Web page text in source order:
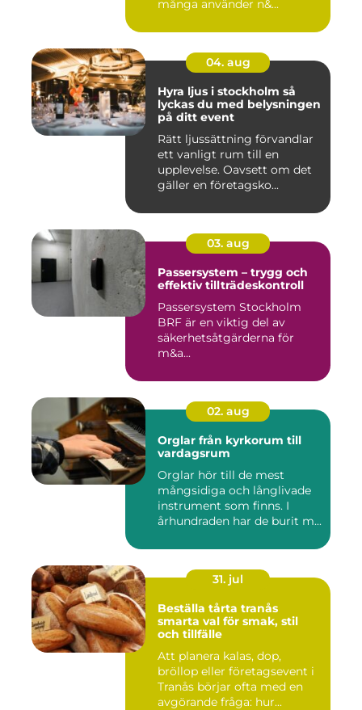
många använder n&...
04. aug
Hyra ljus i stockholm så
lyckas du med belysningen
på ditt event
Rätt ljussättning förvandlar
ett vanligt rum till en
upplevelse. Oavsett om det
gäller en företagsko...
03. aug
Passersystem – trygg och
effektiv tillträdeskontroll
Passersystem Stockholm
BRF är en viktig del av
säkerhetsåtgärderna för
m&a...
02. aug
Orglar från kyrkorum till
vardagsrum
Orglar hör till de mest
mångsidiga och långlivade
instrument som finns. I
århundraden har de burit m...
31. jul
Beställa tårta tranås
smarta val för smak, stil
och tillfälle
Att planera kalas, dop,
bröllop eller företagsevent i
Tranås börjar ofta med en
avgörande fråga: hur...